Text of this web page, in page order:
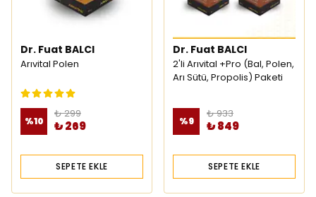
Dr. Fuat BALCI
Arıvital Polen
%10
₺ 299
₺ 269
SEPETE EKLE
Dr. Fuat BALCI
2'li Arıvital +Pro (Bal, Polen,
Arı Sütü, Propolis) Paketi
%9
₺ 933
₺ 849
SEPETE EKLE